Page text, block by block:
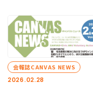
2026.02.28
会報誌CANVAS NEWS